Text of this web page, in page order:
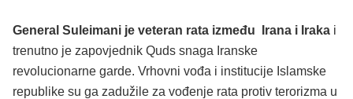
General Suleimani je veteran rata između Irana i Iraka i
trenutno je zapovjednik Quds snaga Iranske
revolucionarne garde. Vrhovni vođa i institucije Islamske
republike su ga zadužile za vođenje rata protiv terorizma u